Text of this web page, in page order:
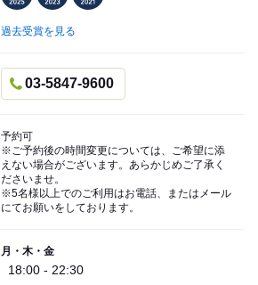
過去受賞を見る
03-5847-9600
予約可
※ご予約後の時間変更については、ご希望に添
えない場合がございます。あらかじめご了承く
ださいませ。
※5名様以上でのご利用はお電話、またはメール
にてお願いをしております。
月・木・金
18:00 - 22:30